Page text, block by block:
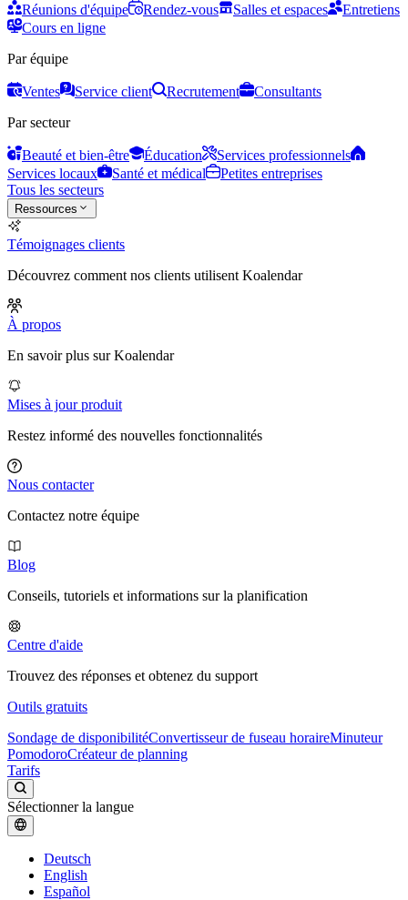
Réunions d'équipe Rendez-vous Salles et espaces
Entretiens
Cours en ligne
Par équipe
Ventes Service client Recrutement
Consultants
Par secteur
Beauté et bien-être Éducation
Services professionnels
Services locaux
Santé et médical
Petites entreprises
Tous les secteurs
Ressources
Témoignages clients
Découvrez comment nos clients utilisent Koalendar
À propos
En savoir plus sur Koalendar
Mises à jour produit
Restez informé des nouvelles fonctionnalités
Nous contacter
Contactez notre équipe
Blog
Conseils, tutoriels et informations sur la planification
Centre d'aide
Trouvez des réponses et obtenez du support
Outils gratuits
Sondage de disponibilitéConvertisseur de fuseau horaireMinuteur
PomodoroCréateur de planning
Tarifs
Sélectionner la langue
Deutsch
English
Español